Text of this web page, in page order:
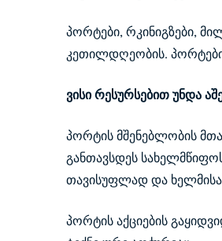
პორტები, რკინიგზები,
კეთილდღეობის. პორტები
ვისი რესურსებით უნდა
პორტის მშენებლობის
განთავსდეს
თავისუფლად და
პორტის აქციების